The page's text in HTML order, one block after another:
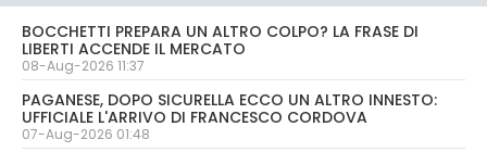
BOCCHETTI PREPARA UN ALTRO COLPO? LA FRASE DI
LIBERTI ACCENDE IL MERCATO
08-Aug-2026 11:37
PAGANESE, DOPO SICURELLA ECCO UN ALTRO INNESTO:
UFFICIALE L'ARRIVO DI FRANCESCO CORDOVA
07-Aug-2026 01:48